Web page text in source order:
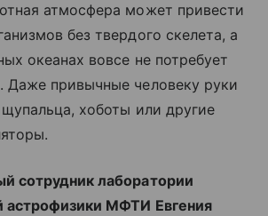
атмосфера может привести
без твердого скелета, а
океанах вовсе не потребует
Даже привычные человеку руки
хоботы или другие
сотрудник лаборатории
астрофизики МФТИ Евгения